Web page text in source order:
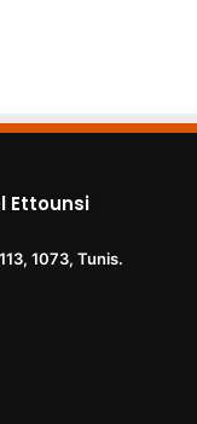
Ettounsi
1073, Tunis.